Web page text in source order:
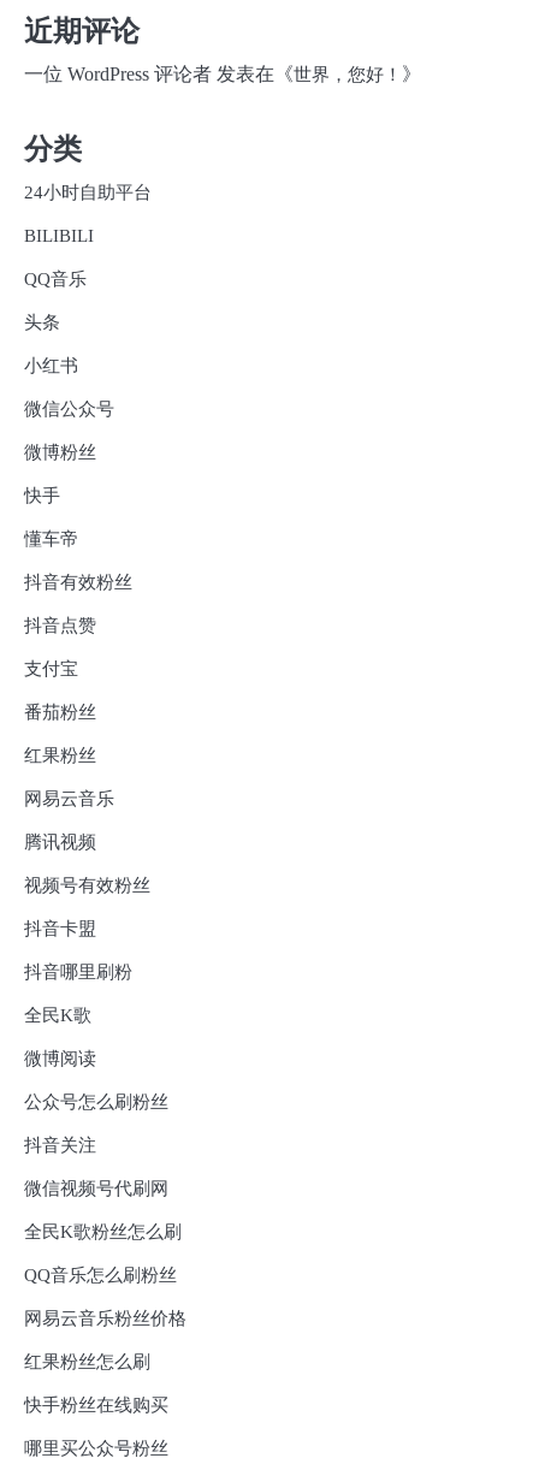
近期评论
一位 WordPress 评论者 发表在《世界，您好！ 》
分类
24小时自助平台
BILIBILI
QQ音乐
头条
小红书
微信公众号
微博粉丝
快手
懂车帝
抖音有效粉丝
抖音点赞
支付宝
番茄粉丝
红果粉丝
网易云音乐
腾讯视频
视频号有效粉丝
抖音卡盟
抖音哪里刷粉
全民K歌
微博阅读
公众号怎么刷粉丝
抖音关注
微信视频号代刷网
全民K歌粉丝怎么刷
QQ音乐怎么刷粉丝
网易云音乐粉丝价格
红果粉丝怎么刷
快手粉丝在线购买
哪里买公众号粉丝